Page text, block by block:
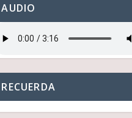
AUDIO
RECUERDA